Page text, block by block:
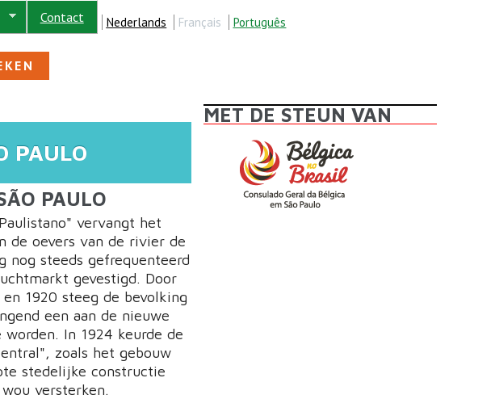
Contact Nederlands Français Português
PAULO
PAULO
vervangt het
de oevers van de rivier de
nog steeds gefrequenteerd
gevestigd. Door
1920 steeg de bevolking
een aan de nieuwe
In 1924 keurde de
zoals het gebouw
stedelijke constructie
versterken.
MET DE STEUN VAN